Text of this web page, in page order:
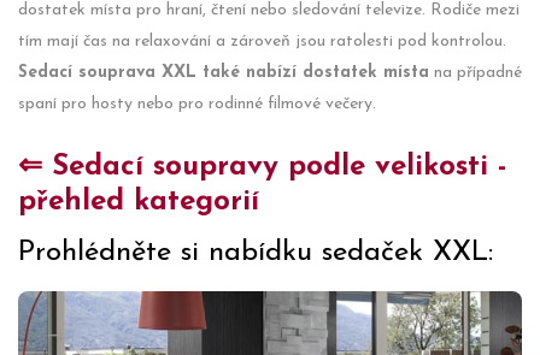
dostatek místa pro hraní, čtení nebo sledování televize. Rodiče mezi
tím mají čas na relaxování a zároveň jsou ratolesti pod kontrolou.
Sedací souprava XXL také nabízí dostatek místa na případné
spaní pro hosty nebo pro rodinné filmové večery.
⇐ Sedací soupravy podle velikosti -
přehled kategorií
Prohlédněte si nabídku sedaček XXL: